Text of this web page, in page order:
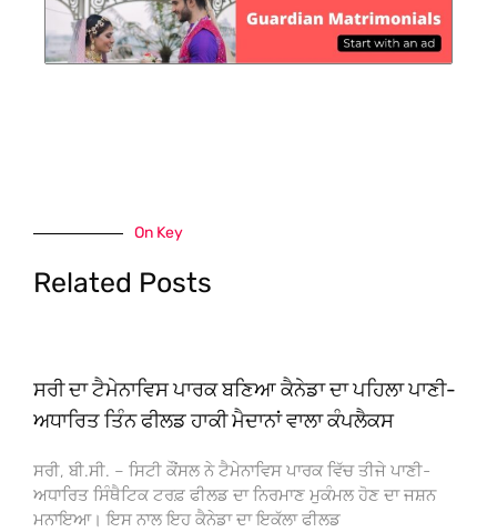
On Key
Related Posts
ਸਰੀ ਦਾ ਟੈਮੇਨਾਵਿਸ ਪਾਰਕ ਬਣਿਆ ਕੈਨੇਡਾ ਦਾ ਪਹਿਲਾ ਪਾਣੀ-
ਅਧਾਰਿਤ ਤਿੰਨ ਫੀਲਡ ਹਾਕੀ ਮੈਦਾਨਾਂ ਵਾਲਾ ਕੰਪਲੈਕਸ
ਸਰੀ, ਬੀ.ਸੀ. – ਸਿਟੀ ਕੌਂਸਲ ਨੇ ਟੈਮੇਨਾਵਿਸ ਪਾਰਕ ਵਿੱਚ ਤੀਜੇ ਪਾਣੀ-
ਅਧਾਰਿਤ ਸਿੰਥੈਟਿਕ ਟਰਫ਼ ਫੀਲਡ ਦਾ ਨਿਰਮਾਣ ਮੁਕੰਮਲ ਹੋਣ ਦਾ ਜਸ਼ਨ
ਮਨਾਇਆ। ਇਸ ਨਾਲ ਇਹ ਕੈਨੇਡਾ ਦਾ ਇਕੱਲਾ ਫੀਲਡ